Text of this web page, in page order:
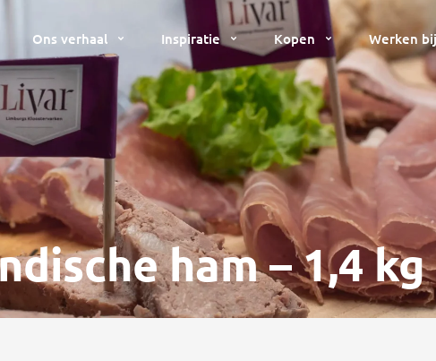
Ons verhaal Inspiratie Kopen Werken
ham – 1,4 kg